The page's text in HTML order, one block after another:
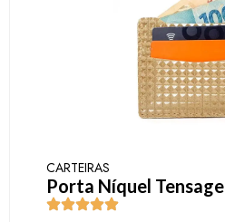
CARTEIRAS
Porta Níquel Tensage